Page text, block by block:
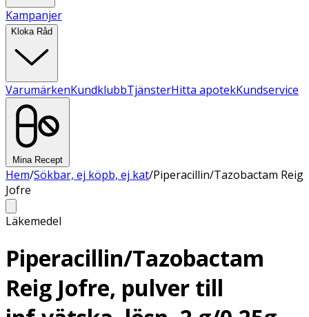
Kampanjer
Kloka Råd
VarumärkenKundklubbTjänsterHitta apotekKundservice
Mina Recept
Hem/Sökbar, ej köpb, ej kat/Piperacillin/Tazobactam Reig
Jofre
Läkemedel
Piperacillin/Tazobactam
Reig Jofre, pulver till